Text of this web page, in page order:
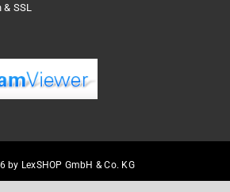
SSL
by LexSHOP GmbH & Co. KG